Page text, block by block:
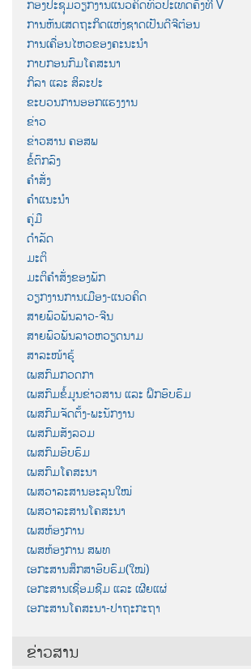
ກອງປະຊຸມວຽກງານແນວຄິດທົ່ວປະເທດຄັ້ງທີ V
ການຫັນເສດຖະກິດແຫ່ງຊາດເປັນດີຈີຕ໋ອນ
ການເຄື່ອນໄຫວຂອງຄະນະນຳ
ກາບກອນກົມໂຄສະນາ
ກິລາ ແລະ ສິລະປະ
ຂະບວນການອອກແຮງງານ
ຂ່າວ
ຂ່າວສານ ຄອສພ
ຂໍ້ຕົກລົງ
ຄຳສັ່ງ
ຄຳແນະນຳ
ຄູ່ມື
ດຳລັດ
ມະຕິ
ມະຕິຄຳສັ່ງຂອງພັກ
ວຽກງານການເມືອງ-ແນວຄິດ
ສາຍພົວພັນລາວ-ຈີນ
ສາຍພົວພັນລາວຫວຽດນາມ
ສາລະໜ້າຮູ້
ເພສກົມກວດກາ
ເພສກົມຂໍ້ມູນຂ່າວສານ ແລະ ຝຶກອົບຮົມ
ເພສກົມຈັດຕັ້ງ-ພະນັກງານ
ເພສກົມສັງລວມ
ເພສກົມອົບຮົມ
ເພສກົມໂຄສະນາ
ເພສວາລະສານອະລຸນໃໝ່
ເພສວາລະສານໂຄສະນາ
ເພສຫ້ອງການ
ເພສຫ້ອງການ ສພທ
ເອກະສານສຶກສາອົບຮົມ(ໃໝ່)
ເອກະສານເຊື່ອມຊືມ ແລະ ເຜີຍແຜ່
ເອກະສານໂຄສະນາ-ປາຖະກະຖາ
ຂ່າວສານ